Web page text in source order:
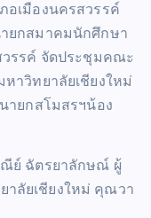
อเมืองนครสวรรค์
ยกสมาคมนักศึกษา
วรรค์ จัดประชุมคณะ
าวิทยาลัยเชียงใหม่
ายกสโมสรฯน้อง
ย์ ฉัตรยาลักษณ์ ผู้
ลัยเชียงใหม่ คุณวา